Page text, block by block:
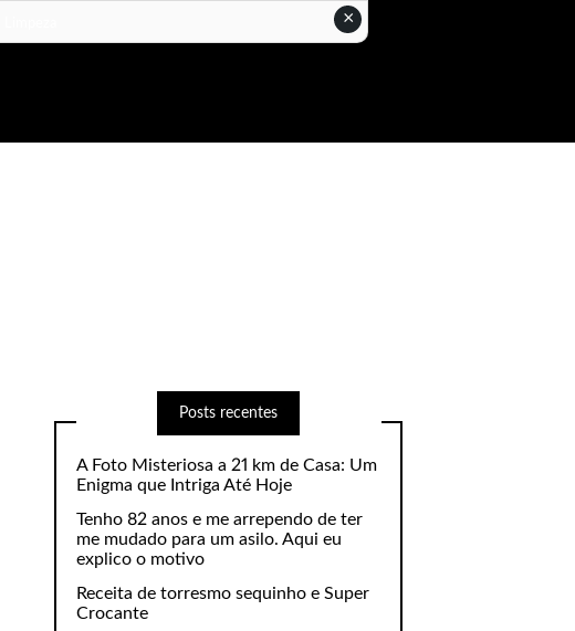
Posts recentes
A Foto Misteriosa a 21 km de Casa: Um
Enigma que Intriga Até Hoje
Tenho 82 anos e me arrependo de ter
me mudado para um asilo. Aqui eu
explico o motivo
Receita de torresmo sequinho e Super
Crocante
×